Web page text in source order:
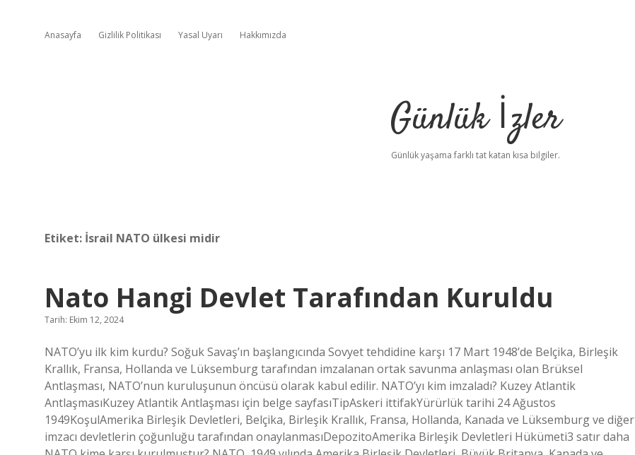
Anasayfa Gizlilik Politikası Yasal Uyarı Hakkımızda
Günlük İzler
Günlük yaşama farklı tat katan kısa bilgiler.
Etiket: İsrail NATO ülkesi midir
Nato Hangi Devlet Tarafından Kuruldu
Tarih: Ekim 12, 2024
NATO’yu ilk kim kurdu? Soğuk Savaş’ın başlangıcında Sovyet tehdidine karşı 17 Mart 1948’de Belçika, Birleşik
Krallık, Fransa, Hollanda ve Lüksemburg tarafından imzalanan ortak savunma anlaşması olan Brüksel
Antlaşması, NATO’nun kuruluşunun öncüsü olarak kabul edilir. NATO’yı kim imzaladı? Kuzey Atlantik
AntlaşmasıKuzey Atlantik Antlaşması için belge sayfasıTipAskeri ittifakYürürlük tarihi 24 Ağustos
1949KoşulAmerika Birleşik Devletleri, Belçika, Birleşik Krallık, Fransa, Hollanda, Kanada ve Lüksemburg ve diğer
imzacı devletlerin çoğunluğu tarafından onaylanmasıDepozitoAmerika Birleşik Devletleri Hükümeti3 satır daha